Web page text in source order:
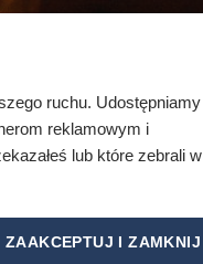
ruchu. Udostępniamy
reklamowym i
lub które zebrali w
ZAAKCEPTUJ I ZAMKNIJ